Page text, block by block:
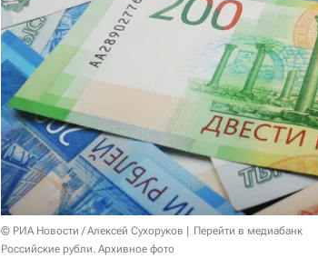
© РИА Новости / Алексей Сухоруков
Перейти в медиабанк
Российские рубли. Архивное фото